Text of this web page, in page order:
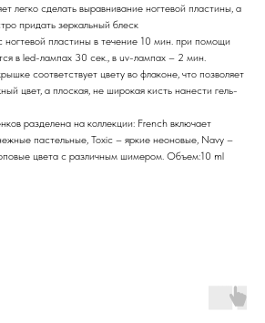
легко сделать выравнивание ногтевой пластины, а
придать зеркальный блеск
ногтевой пластины в течение 10 мин. при помощи
в led-лампах 30 сек., в uv-лампах – 2 мин.
соответствует цвету во флаконе, что позволяет
цвет, а плоская, не широкая кисть нанести гель-
разделена на коллекции: French включает
пастельные, Toxic – яркие неоновые, Navy –
цвета с различным шимером. Объем:10 ml